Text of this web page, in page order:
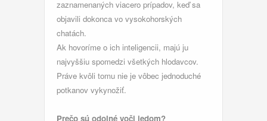
zaznamenaných viacero prípadov, keď sa
objavili dokonca vo vysokohorských
chatách.
Ak hovoríme o ich inteligencii, majú ju
najvyššiu spomedzi všetkých hlodavcov.
Práve kvôli tomu nie je vôbec jednoduché
potkanov vykynožiť.
Prečo sú odolné voči jedom?